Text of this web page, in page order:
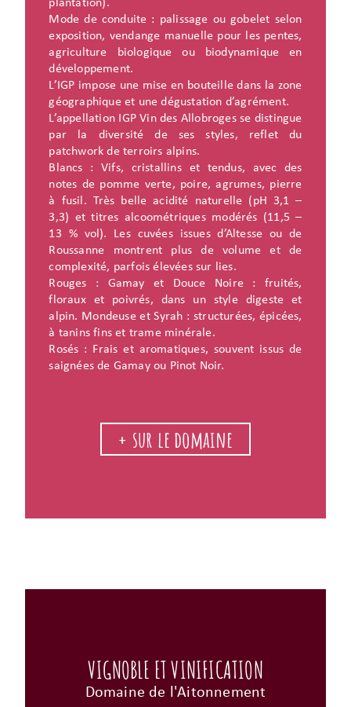
plantation).
Mode de conduite : palissage ou gobelet selon
exposition, vendange manuelle pour les pentes,
agriculture biologique ou biodynamique en
développement.
L’IGP impose une mise en bouteille dans la zone
géographique et une dégustation d’agrément.
L’appellation IGP Vin des Allobroges se distingue
par la diversité de ses styles, reflet du
patchwork de terroirs alpins.
Blancs : Vifs, cristallins et tendus, avec des
notes de pomme verte, poire, agrumes, pierre
à fusil. Très belle acidité naturelle (pH 3,1 –
3,3) et titres alcoométriques modérés (11,5 –
13 % vol). Les cuvées issues d’Altesse ou de
Roussanne montrent plus de volume et de
complexité, parfois élevées sur lies.
Rouges : Gamay et Douce Noire : fruités,
floraux et poivrés, dans un style digeste et
alpin. Mondeuse et Syrah : structurées, épicées,
à tanins fins et trame minérale.
Rosés : Frais et aromatiques, souvent issus de
saignées de Gamay ou Pinot Noir.
+ sur le domaine
VIGNOBLE ET VINIFICATION
Domaine de l'Aitonnement